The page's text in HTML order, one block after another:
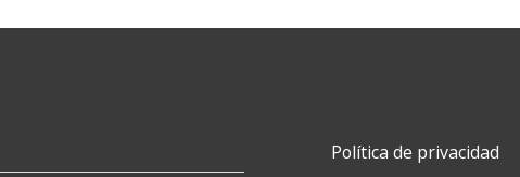
OBRA
Política de privacidad